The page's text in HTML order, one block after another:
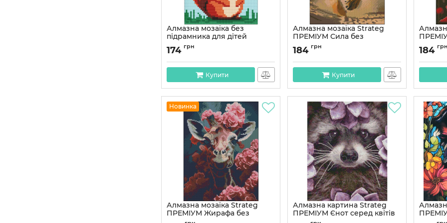
Алмазна мозаїка без
підрамника для дітей
"Чарівна білочка" AMM1031,
15х20 см
Артикул:AMM1031
174 грн
Купити
Алмазна мозаїка Strateg
ПРЕМІУМ Сила без
підрамника розміром 30х40
см (ZAV3040-51)
Артикул:ZAV3040-51
184 грн
Купити
см
Артикул:
184 грн
Новинка
Алмазна мозаїка Strateg
ПРЕМІУМ Жирафа без
підрамника розміром 30х40
Алмазна картина Strateg
ПРЕМІУМ Єнот серед квітів
розміром 40х50 см (L-019)